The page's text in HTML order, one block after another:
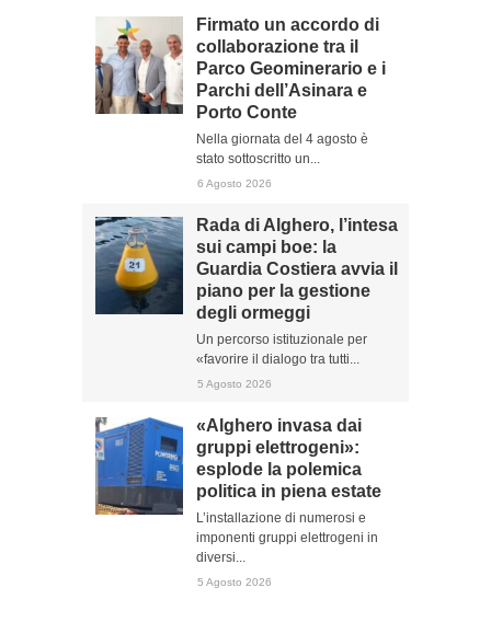
Firmato un accordo di
collaborazione tra il
Parco Geominerario e i
Parchi dell’Asinara e
Porto Conte
Nella giornata del 4 agosto è
stato sottoscritto un...
6 Agosto 2026
Rada di Alghero, l’intesa
sui campi boe: la
Guardia Costiera avvia il
piano per la gestione
degli ormeggi
Un percorso istituzionale per
«favorire il dialogo tra tutti...
5 Agosto 2026
«Alghero invasa dai
gruppi elettrogeni»:
esplode la polemica
politica in piena estate
L’installazione di numerosi e
imponenti gruppi elettrogeni in
diversi...
5 Agosto 2026